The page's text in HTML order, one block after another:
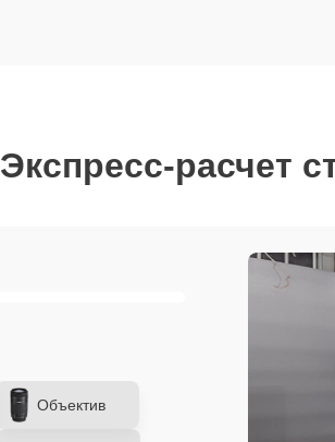
Экспресс-расчет
Объектив